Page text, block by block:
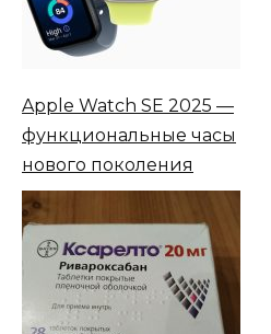
Apple Watch SE 2025 —
функциональные часы
нового поколения